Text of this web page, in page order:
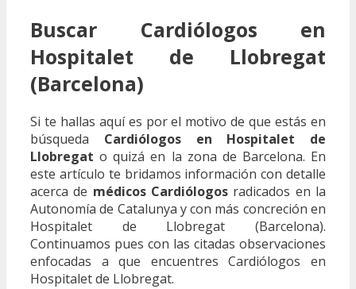
Buscar Cardiólogos en
Hospitalet de Llobregat
(Barcelona)
Si te hallas aquí es por el motivo de que estás en
búsqueda Cardiólogos en Hospitalet de
Llobregat o quizá en la zona de Barcelona. En
este artículo te bridamos información con detalle
acerca de médicos Cardiólogos radicados en la
Autonomía de Catalunya y con más concreción en
Hospitalet de Llobregat (Barcelona).
Continuamos pues con las citadas observaciones
enfocadas a que encuentres Cardiólogos en
Hospitalet de Llobregat.